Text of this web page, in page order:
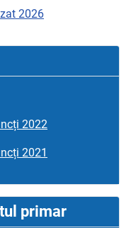
2026
2022
2021
primar